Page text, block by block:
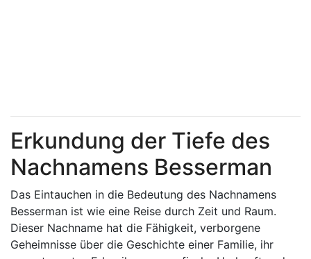
Erkundung der Tiefe des
Nachnamens Besserman
Das Eintauchen in die Bedeutung des Nachnamens
Besserman ist wie eine Reise durch Zeit und Raum.
Dieser Nachname hat die Fähigkeit, verborgene
Geheimnisse über die Geschichte einer Familie, ihr